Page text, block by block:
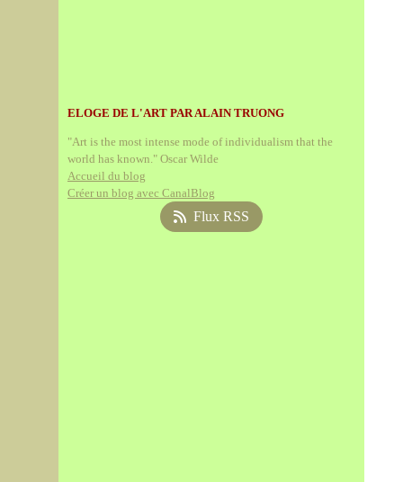
ELOGE DE L'ART PAR ALAIN TRUONG
"Art is the most intense mode of individualism that the
world has known." Oscar Wilde
Accueil du blog
Créer un blog avec CanalBlog
Flux RSS